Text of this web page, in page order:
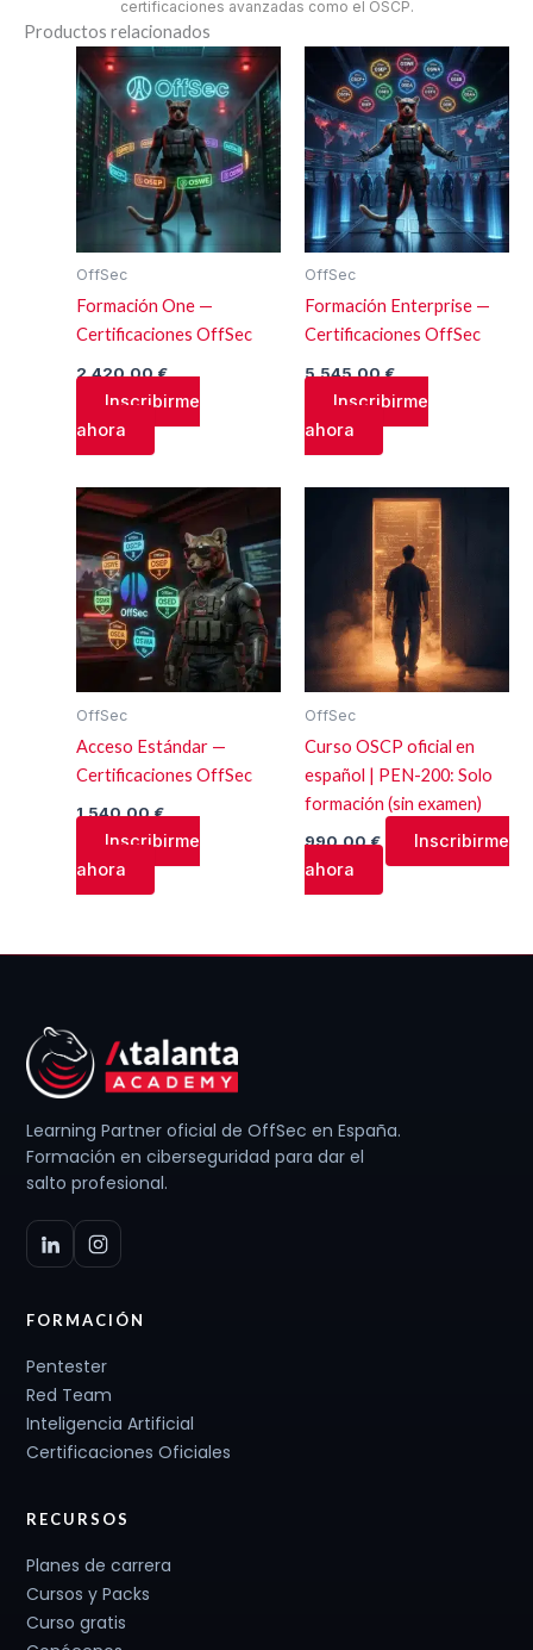
certificaciones avanzadas como el OSCP.
Productos relacionados
OffSec
Formación One —
Certificaciones OffSec
2.420,00€
Inscribirme
ahora
OffSec
Formación Enterprise —
Certificaciones OffSec
5.545,00€
Inscribirme
ahora
OffSec
Acceso Estándar —
Certificaciones OffSec
1.540,00€
Inscribirme
ahora
OffSec
Curso OSCP oficial en
español | PEN-200: Solo
formación (sin examen)
990,00€
Inscribirme
ahora
Learning Partner oficial de OffSec en España.
Formación en ciberseguridad para dar el
salto profesional.
FORMACIÓN
Pentester
Red Team
Inteligencia Artificial
Certificaciones Oficiales
RECURSOS
Planes de carrera
Cursos y Packs
Curso gratis